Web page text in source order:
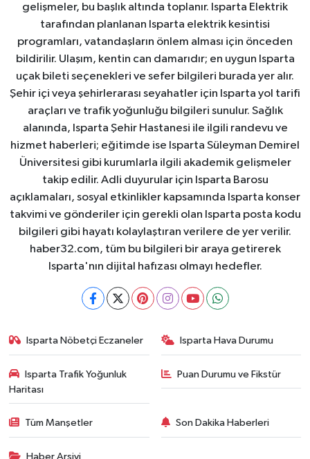
gelişmeler, bu başlık altında toplanır. Isparta Elektrik
tarafından planlanan Isparta elektrik kesintisi
programları, vatandaşların önlem alması için önceden
bildirilir. Ulaşım, kentin can damarıdır; en uygun Isparta
uçak bileti seçenekleri ve sefer bilgileri burada yer alır.
Şehir içi veya şehirlerarası seyahatler için Isparta yol tarifi
araçları ve trafik yoğunluğu bilgileri sunulur. Sağlık
alanında, Isparta Şehir Hastanesi ile ilgili randevu ve
hizmet haberleri; eğitimde ise Isparta Süleyman Demirel
Üniversitesi gibi kurumlarla ilgili akademik gelişmeler
takip edilir. Adli duyurular için Isparta Barosu
açıklamaları, sosyal etkinlikler kapsamında Isparta konser
takvimi ve gönderiler için gerekli olan Isparta posta kodu
bilgileri gibi hayatı kolaylaştıran verilere de yer verilir.
haber32.com, tüm bu bilgileri bir araya getirerek
Isparta'nın dijital hafızası olmayı hedefler.
Isparta Nöbetçi Eczaneler Isparta Hava Durumu
Isparta Trafik Yoğunluk
Haritası
Puan Durumu ve Fikstür
Tüm Manşetler Son Dakika Haberleri
Haber Arşivi